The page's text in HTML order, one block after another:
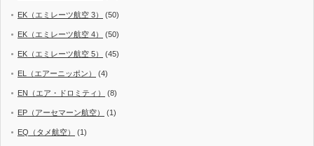
EK（エミレーツ航空 3） (50)
EK（エミレーツ航空 4） (50)
EK（エミレーツ航空 5） (45)
EL（エアーニッポン） (4)
EN（エア・ドロミティ） (8)
EP（アーセマーン航空） (1)
EQ（タメ航空） (1)